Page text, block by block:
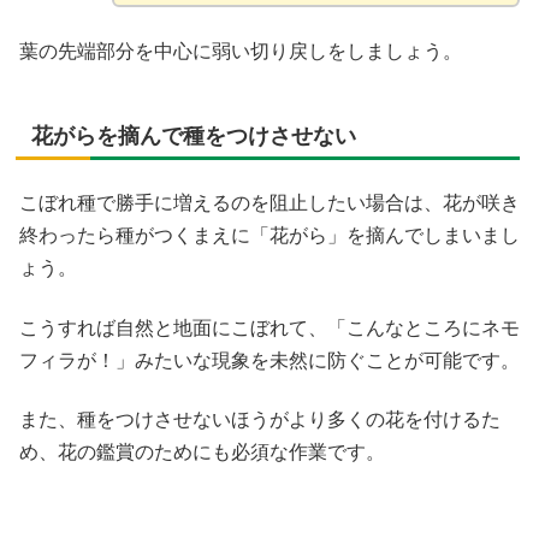
葉の先端部分を中心に弱い切り戻しをしましょう。
花がらを摘んで種をつけさせない
こぼれ種で勝手に増えるのを阻止したい場合は、花が咲き
終わったら種がつくまえに「花がら」を摘んでしまいまし
ょう。
こうすれば自然と地面にこぼれて、「こんなところにネモ
フィラが！」みたいな現象を未然に防ぐことが可能です。
また、種をつけさせないほうがより多くの花を付けるた
め、花の鑑賞のためにも必須な作業です。